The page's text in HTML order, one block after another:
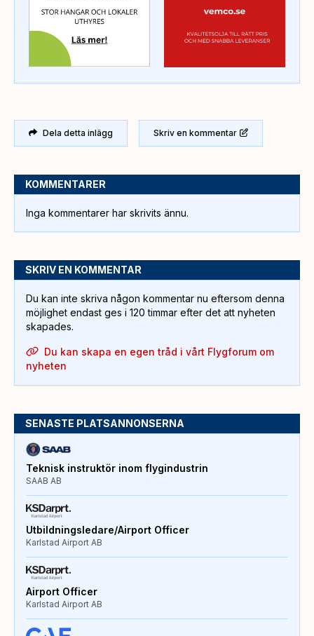
Dela detta inlägg Skriv en kommentar
KOMMENTARER
Inga kommentarer har skrivits ännu.
SKRIV EN KOMMENTAR
Du kan inte skriva någon kommentar nu eftersom denna
möjlighet endast ges i 120 timmar efter det att nyheten
skapades.
Du kan skapa en egen tråd i vårt Flygforum om
nyheten
SENASTE PLATSANNONSERNA
Teknisk instruktör inom flygindustrin
SAAB AB
Utbildningsledare/Airport Officer
Karlstad Airport AB
Airport Officer
Karlstad Airport AB